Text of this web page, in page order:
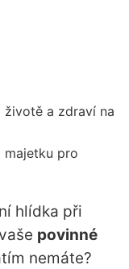
životě a zdraví na
majetku pro
hlídka při
povinné
nemáte?